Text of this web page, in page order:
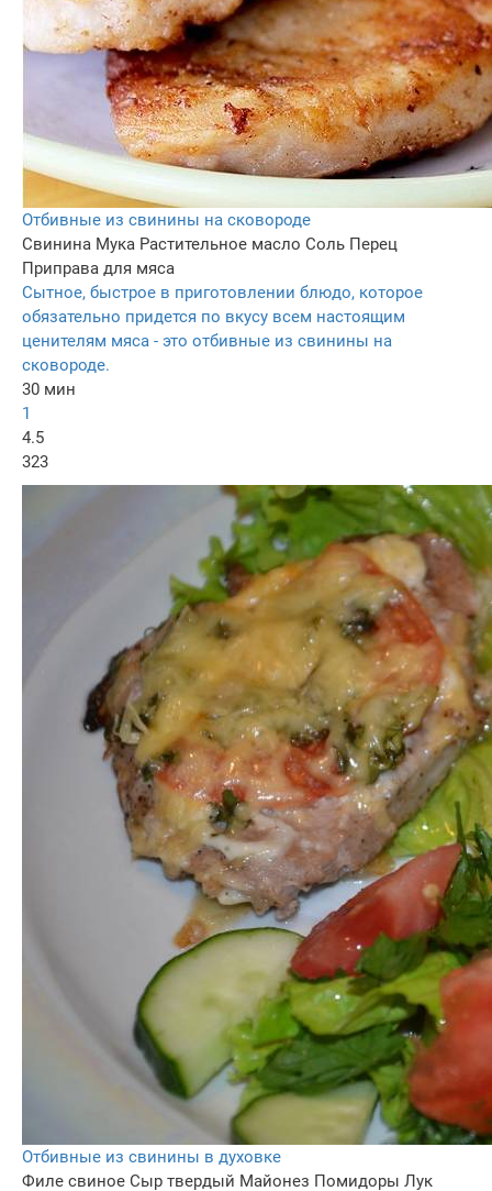
Отбивные из свинины на сковороде
Свинина Мука Растительное масло Соль Перец
Приправа для мяса
Сытное, быстрое в приготовлении блюдо, которое
обязательно придется по вкусу всем настоящим
ценителям мяса - это отбивные из свинины на
сковороде.
30 мин
1
4.5
323
Отбивные из свинины в духовке
Филе свиное Сыр твердый Майонез Помидоры Лук